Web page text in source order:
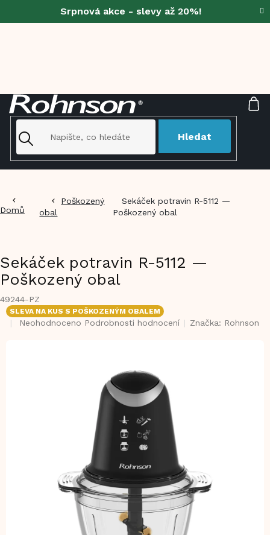
Srpnová akce - slevy až 20%!
Hledat
Domů
Poškozený
obal
Sekáček potravin R-5112 —
Poškozený obal
Sekáček potravin R-5112 —
Poškozený obal
49244-PZ
SLEVA NA KUS S POŠKOZENÝM OBALEM
Průměrné
Neohodnoceno Podrobnosti hodnocení Značka: Rohnson